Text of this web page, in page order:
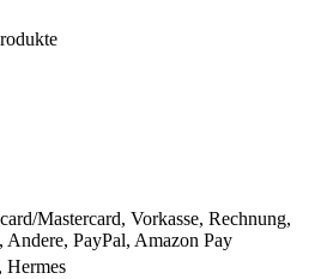
Mastercard, Vorkasse, Rechnung,
Andere, PayPal, Amazon Pay
Hermes